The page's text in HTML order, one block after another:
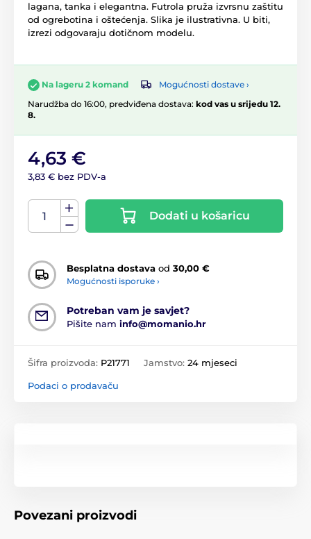
lagana, tanka i elegantna. Futrola pruža izvrsnu zaštitu
od ogrebotina i oštećenja. Slika je ilustrativna. U biti,
izrezi odgovaraju dotičnom modelu.
Na lageru 2 komand
Mogućnosti dostave ›
Narudžba do 16:00, predviđena dostava: kod vas u srijedu 12.
8.
4,63 €
3,83 € bez PDV-a
Dodati u košaricu
Besplatna dostava od 30,00 €
Mogućnosti isporuke ›
Potreban vam je savjet?
Pišite nam info@momanio.hr
Šifra proizvoda: P21771 Jamstvo: 24 mjeseci
Podaci o prodavaču
Povezani proizvodi